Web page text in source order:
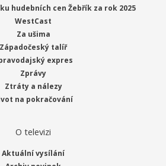
hudebních cen Žebřík za rok 2025
WestCast
Za ušima
Západočeský talíř
expres
Zprávy
Ztráty a nálezy
na pokračování
O televizi
Aktuální vysílání